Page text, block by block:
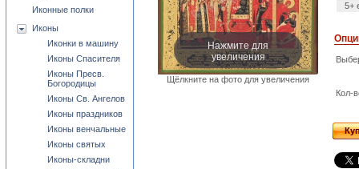
Нажмите для
увеличения
Щёлкните на фото для увеличения
5+
Кол-
Иконные полки
Иконы
Иконки в машину
Иконы Спасителя
Иконы Пресв.
Богородицы
Иконы Св. Ангелов
Иконы праздников
Иконы венчальные
Иконы святых
Иконы-складни